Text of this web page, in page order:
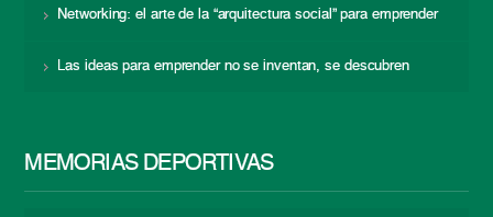
Networking: el arte de la “arquitectura social” para emprender
Las ideas para emprender no se inventan, se descubren
MEMORIAS DEPORTIVAS